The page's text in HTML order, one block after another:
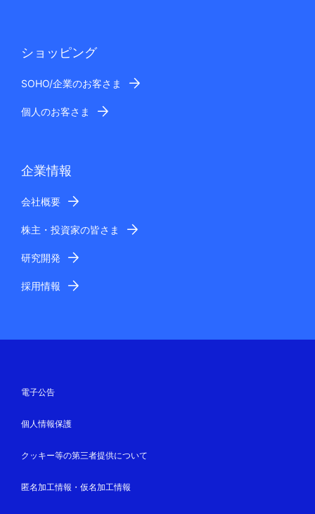
ショッピング
SOHO/企業のお客さま
個人のお客さま
企業情報
会社概要
株主・投資家の皆さま
研究開発
採用情報
電子公告
個人情報保護
クッキー等の第三者提供について
匿名加工情報・仮名加工情報